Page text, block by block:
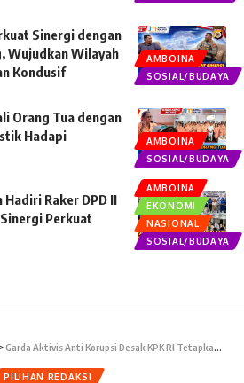
AMBOINA
SOSIAL/BUDAYA
Sinergi dengan
Wujudkan Wilayah
Kondusif
AMBOINA
SOSIAL/BUDAYA
Orang Tua dengan
Hadapi
AMBOINA
EKONOMI
NASIONAL
SOSIAL/BUDAYA
Raker DPD II
Perkuat
>Garda Aktivis Anti Korupsi Desak KPK RI Tetapkan Barnabas Orno Cs sebagai Tersangka
PILIHAN REDAKSI